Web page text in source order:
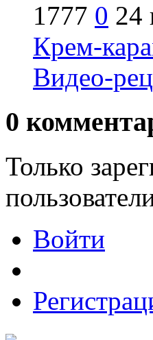
1777 0 24
Крем-
Видео-
0
Только
Войти